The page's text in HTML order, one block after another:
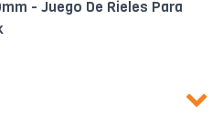
- Juego De Rieles Para